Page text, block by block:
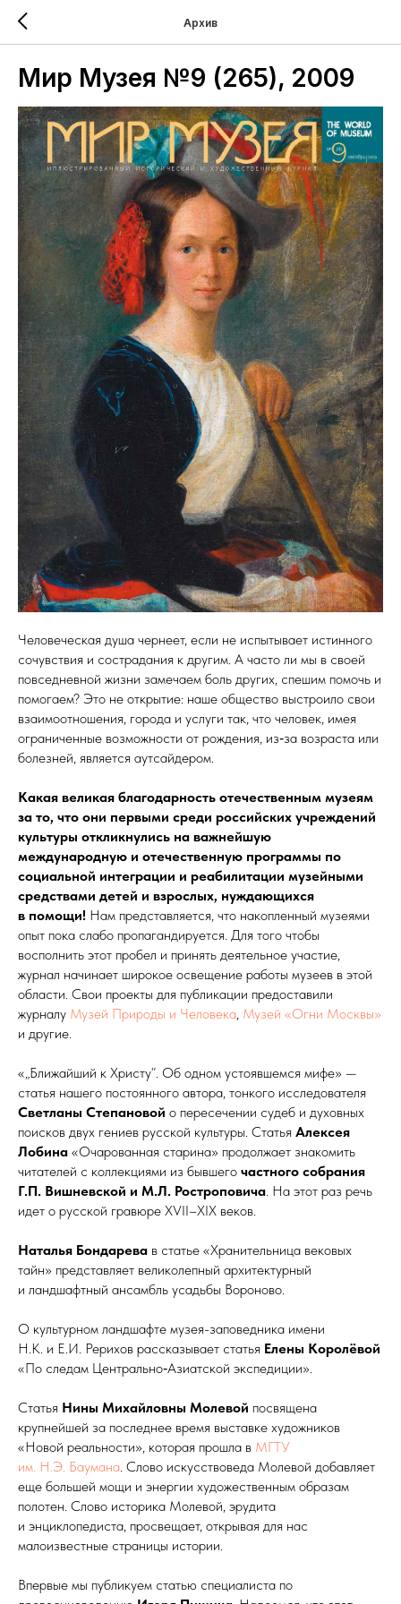
Архив
Мир Музея №9 (265), 2009
Человеческая душа чернеет, если не испытывает истинного
сочувствия и сострадания к другим. А часто ли мы в своей
повседневной жизни замечаем боль других, спешим помочь и
помогаем? Это не открытие: наше общество выстроило свои
взаимоотношения, города и услуги так, что человек, имея
ограниченные возможности от рождения, из‑за возраста или
болезней, является аутсайдером.
Какая великая благодарность отечественным музеям
за то, что они первыми среди российских учреждений
культуры откликнулись на важнейшую
международную и отечественную программы по
социальной интеграции и реабилитации музейными
средствами детей и взрослых, нуждающихся
в помощи! Нам представляется, что накопленный музеями
опыт пока слабо пропагандируется. Для того чтобы
восполнить этот пробел и принять деятельное участие,
журнал начинает широкое освещение работы музеев в этой
области. Свои проекты для публикации предоставили
журналу Музей Природы и Человека, Музей «Огни Москвы»
и другие.
«„Ближайший к Христу“. Об одном устоявшемся мифе» —
статья нашего постоянного автора, тонкого исследователя
Светланы Степановой о пересечении судеб и духовных
поисков двух гениев русской культуры. Статья Алексея
Лобина «Очарованная старина» продолжает знакомить
читателей с коллекциями из бывшего частного собрания
Г.П. Вишневской и М.Л. Ростроповича. На этот раз речь
идет о русской гравюре XVII–XIX веков.
Наталья Бондарева в статье «Хранительница вековых
тайн» представляет великолепный архитектурный
и ландшафтный ансамбль усадьбы Вороново.
О культурном ландшафте музея-заповедника имени
Н.К. и Е.И. Рерихов рассказывает статья Елены Королёвой
«По следам Центрально‑Азиатской экспедиции».
Статья Нины Михайловны Молевой посвящена
крупнейшей за последнее время выставке художников
«Новой реальности», которая прошла в МГТУ
им. Н.Э. Баумана. Слово искусствоведа Молевой добавляет
еще большей мощи и энергии художественным образам
полотен. Слово историка Молевой, эрудита
и энциклопедиста, просвещает, открывая для нас
малоизвестные страницы истории.
Впервые мы публикуем статью специалиста по